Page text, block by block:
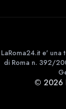
LaRoma24.it e' una
di Roma n. 392/
© 2026